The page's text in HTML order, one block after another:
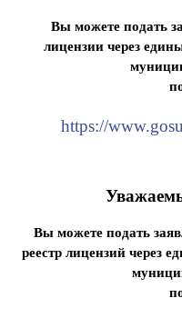
Вы можете подать
лицензии через
https://
Вы можете подать
реестр лицензий через